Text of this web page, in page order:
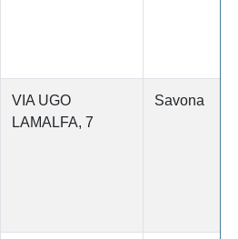
VIA UGO
LAMALFA, 7
Savona